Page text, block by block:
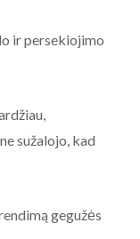
ir persekiojimo
sužalojo, kad
gegužės